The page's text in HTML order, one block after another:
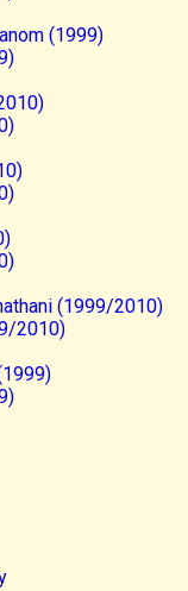
(1999)
(1999/2010)
2010)